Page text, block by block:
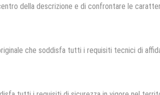
della descrizione e di confrontare le
che soddisfa tutti i requisiti tecnici di